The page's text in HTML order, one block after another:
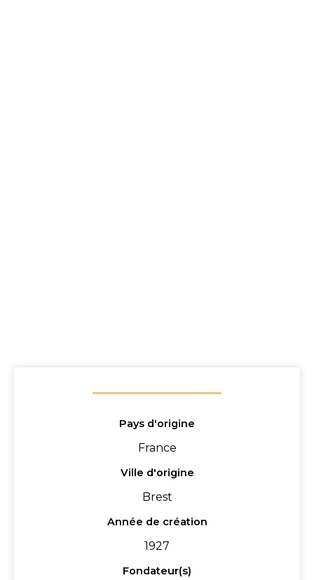
Pays d'origine
France
Ville d'origine
Brest
Année de création
1927
Fondateur(s)